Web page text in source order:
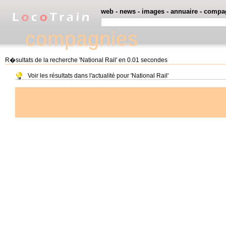
compagnies
web - news - images - annuaire -
R�sultats de la recherche 'National Rail' en 0.01 secondes
Voir les résultats dans l'actualité pour 'National Rail'